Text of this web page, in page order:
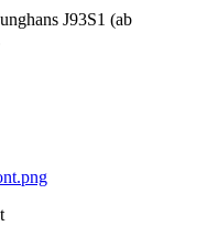
J93S1 (ab